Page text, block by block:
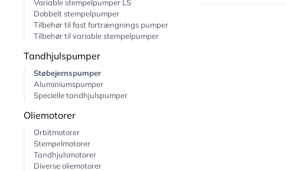
Variable stempelpumper LS
Dobbelt stempelpumper
Tilbehør til fast fortrængnings pumper
Tilbehør til variable stempelpumper
Tandhjulspumper
Støbejernspumper
Aluminiumspumper
Specielle tandhjulspumper
Oliemotorer
Orbitmotorer
Stempelmotorer
Tandhjulsmotorer
Diverse oliemotorer